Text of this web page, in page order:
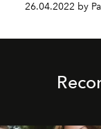
26.04.2022 by